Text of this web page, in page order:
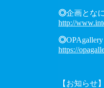
◎企画とな
http://
◎OPAgallery
https://
【お知らせ】